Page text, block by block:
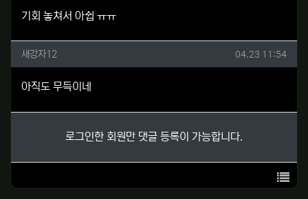
기회 놓쳐서 아쉽 ㅠㅠ
새강자12님의 댓글
새강자12 작성일
04.23 11:54
아직도 무득이네
로그인한 회원만 댓글 등록이 가능합니다.
목록